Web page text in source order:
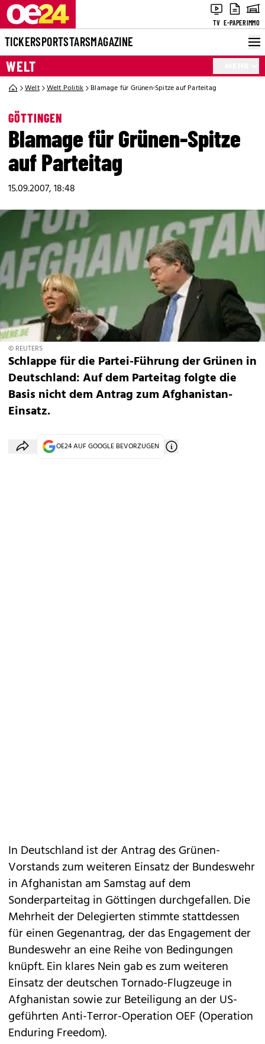
TV E-PAPERIMMO
TICKERSPORTSTARSMAGAZINE
WELT
Welt Welt Politik Blamage für Grünen-Spitze auf Parteitag
GÖTTINGEN
Blamage für Grünen-Spitze
auf Parteitag
15.09.2007, 18:48
© REUTERS
Schlappe für die Partei-Führung der Grünen in
Deutschland: Auf dem Parteitag folgte die
Basis nicht dem Antrag zum Afghanistan-
Einsatz.
OE24 AUF GOOGLE BEVORZUGEN
In Deutschland ist der Antrag des Grünen-
Vorstands zum weiteren Einsatz der Bundeswehr
in Afghanistan am Samstag auf dem
Sonderparteitag in Göttingen durchgefallen. Die
Mehrheit der Delegierten stimmte stattdessen
für einen Gegenantrag, der das Engagement der
Bundeswehr an eine Reihe von Bedingungen
knüpft. Ein klares Nein gab es zum weiteren
Einsatz der deutschen Tornado-Flugzeuge in
Afghanistan sowie zur Beteiligung an der US-
geführten Anti-Terror-Operation OEF (Operation
Enduring Freedom).